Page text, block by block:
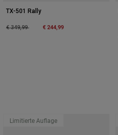
TX-501 Rally
Price reduced from
€ 349,99to € 244,99
Limitierte Auflage